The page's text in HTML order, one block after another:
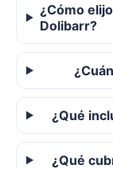
¿Cómo
Dolibarr?
¿Qué
¿Qué